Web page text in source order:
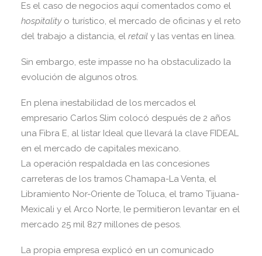
Es el caso de negocios aquí comentados como el
hospitalityo turístico, el mercado de oficinas y el reto
del trabajo a distancia, el retail y las ventas en línea.
Sin embargo, este impasse no ha obstaculizado la
evolución de algunos otros.
En plena inestabilidad de los mercados el
empresario Carlos Slim colocó después de 2 años
una Fibra E, al listar Ideal que llevará la clave FIDEAL
en el mercado de capitales mexicano.
La operación respaldada en las concesiones
carreteras de los tramos Chamapa-La Venta, el
Libramiento Nor-Oriente de Toluca, el tramo Tijuana-
Mexicali y el Arco Norte, le permitieron levantar en el
mercado 25 mil 827 millones de pesos.
La propia empresa explicó en un comunicado